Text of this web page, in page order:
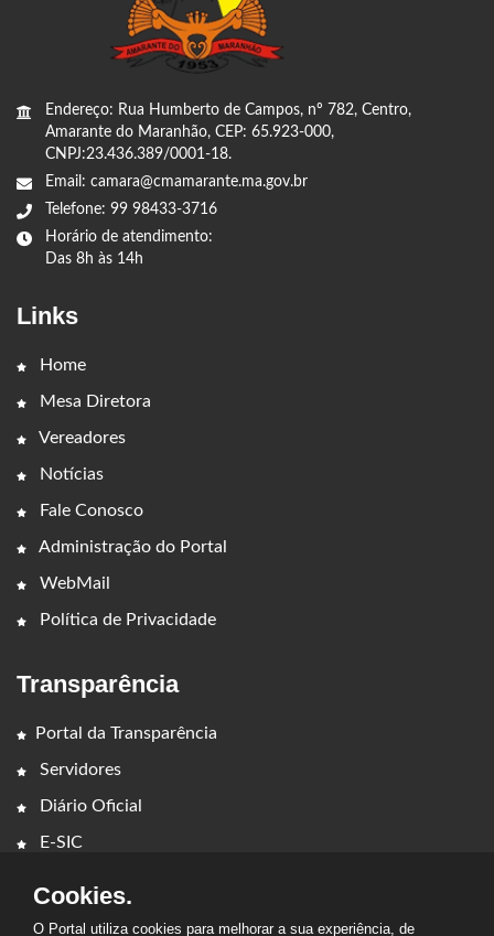
Endereço: Rua Humberto de Campos, nº 782, Centro,
Amarante do Maranhão, CEP: 65.923-000,
CNPJ:23.436.389/0001-18.
Email: camara@cmamarante.ma.gov.br
Telefone: 99 98433-3716
Horário de atendimento:
Das 8h às 14h
Links
Home
Mesa Diretora
Vereadores
Notícias
Fale Conosco
Administração do Portal
WebMail
Política de Privacidade
Transparência
Portal da Transparência
Servidores
Diário Oficial
E-SIC
Cookies.
O Portal utiliza cookies para melhorar a sua experiência, de